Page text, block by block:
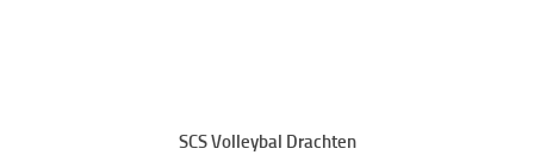
SCS Volleybal Drachten